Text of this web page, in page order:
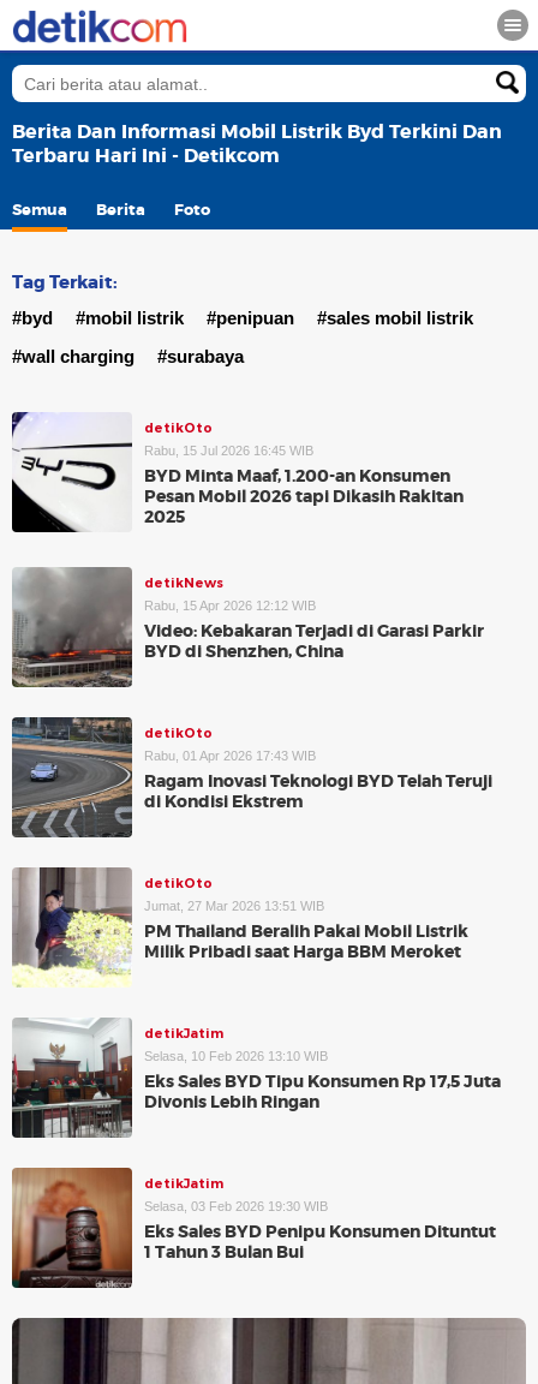
Berita Dan Informasi Mobil Listrik Byd Terkini Dan
Terbaru Hari Ini - Detikcom
Semua Berita Foto
Tag Terkait:
#byd #mobil listrik #penipuan
#sales mobil listrik
#wall charging
#surabaya
detikOto
Rabu, 15 Jul 2026 16:45 WIB
BYD Minta Maaf, 1.200-an Konsumen
Pesan Mobil 2026 tapi Dikasih Rakitan
2025
detikNews
Rabu, 15 Apr 2026 12:12 WIB
Video: Kebakaran Terjadi di Garasi Parkir
BYD di Shenzhen, China
detikOto
Rabu, 01 Apr 2026 17:43 WIB
Ragam Inovasi Teknologi BYD Telah Teruji
di Kondisi Ekstrem
detikOto
Jumat, 27 Mar 2026 13:51 WIB
PM Thailand Beralih Pakai Mobil Listrik
Milik Pribadi saat Harga BBM Meroket
detikJatim
Selasa, 10 Feb 2026 13:10 WIB
Eks Sales BYD Tipu Konsumen Rp 17,5 Juta
Divonis Lebih Ringan
detikJatim
Selasa, 03 Feb 2026 19:30 WIB
Eks Sales BYD Penipu Konsumen Dituntut
1 Tahun 3 Bulan Bui